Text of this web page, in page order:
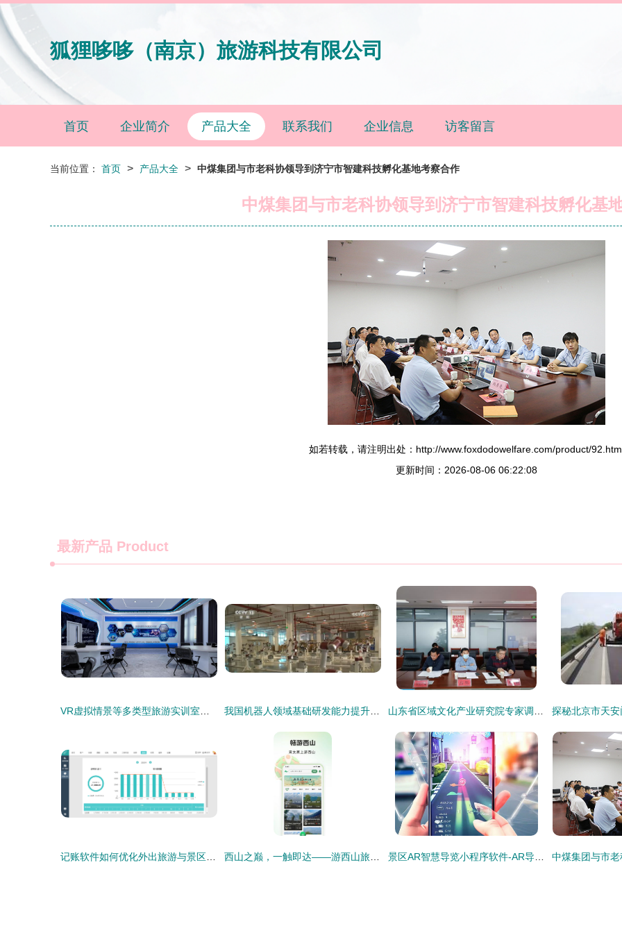
狐狸哆哆（南京）旅游科技有限公司
首页 企业简介 产品大全 联系我们 企业信息 访客留言
当前位置： 首页 > 产品大全 > 中煤集团与市老科协领导到济宁市智建科技孵化基地考察合作
中煤集团与市老科协领导到济宁市智建科技孵化基
如若转载，请注明出处：http://www.foxdodowelfare.com/product/
更新时间：2026-08-06 06:22:08
最新产品 Product